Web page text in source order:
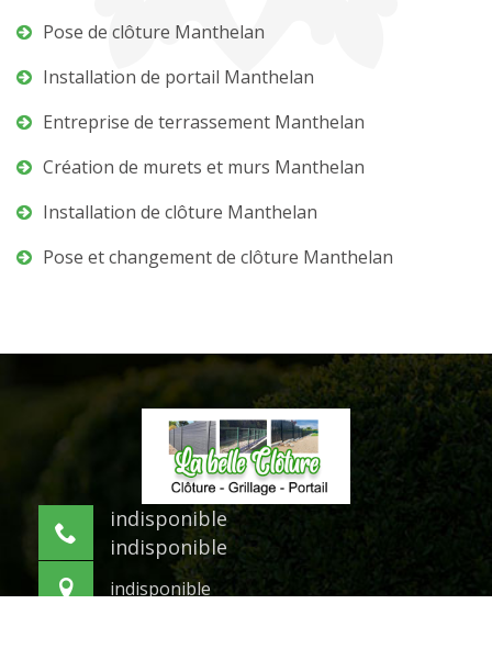
Pose de clôture Manthelan
Installation de portail Manthelan
Entreprise de terrassement Manthelan
Création de murets et murs Manthelan
Installation de clôture Manthelan
Pose et changement de clôture Manthelan
indisponible
indisponible
indisponible